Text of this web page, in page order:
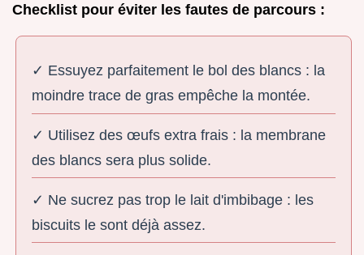
Checklist pour éviter les fautes de parcours :
✓ Essuyez parfaitement le bol des blancs : la
moindre trace de gras empêche la montée.
✓ Utilisez des œufs extra frais : la membrane
des blancs sera plus solide.
✓ Ne sucrez pas trop le lait d'imbibage : les
biscuits le sont déjà assez.